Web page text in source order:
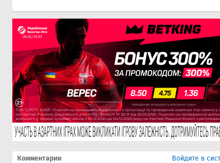
Комментарии Войдите в